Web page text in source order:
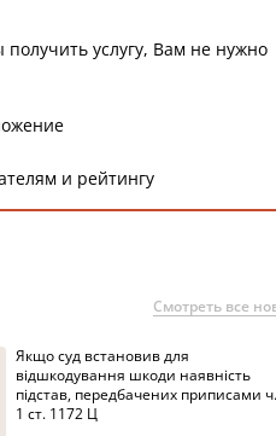
услугу, Вам не нужно
и рейтингу
Смотреть все
Якщо суд встановив для
відшкодування шкоди наявність
підстав, передбачених приписами ч.
1 ст. 1172 Ц